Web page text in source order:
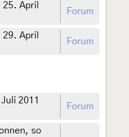
April
Forum
April
Forum
2011
Forum
so